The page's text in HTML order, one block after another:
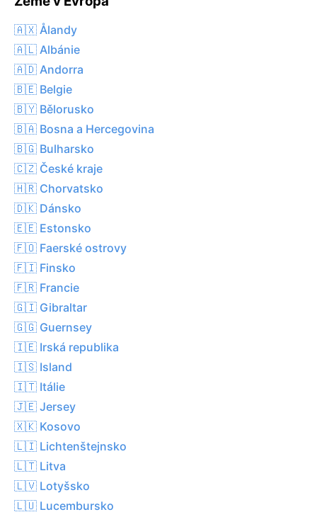
🇦🇽 Ålandy
🇦🇱 Albánie
🇦🇩 Andorra
🇧🇪 Belgie
🇧🇾 Bělorusko
🇧🇦 Bosna a Hercegovina
🇧🇬 Bulharsko
🇨🇿 České kraje
🇭🇷 Chorvatsko
🇩🇰 Dánsko
🇪🇪 Estonsko
🇫🇴 Faerské ostrovy
🇫🇮 Finsko
🇫🇷 Francie
🇬🇮 Gibraltar
🇬🇬 Guernsey
🇮🇪 Irská republika
🇮🇸 Island
🇮🇹 Itálie
🇯🇪 Jersey
🇽🇰 Kosovo
🇱🇮 Lichtenštejnsko
🇱🇹 Litva
🇱🇻 Lotyšsko
🇱🇺 Lucembursko